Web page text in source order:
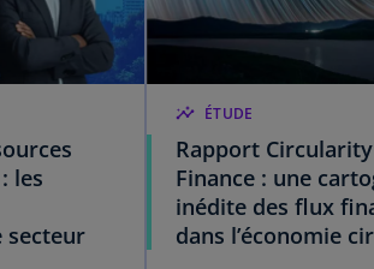
les
insights ÉTUDE
Rapport
Finance : une
inédite des flux
dans l’économie